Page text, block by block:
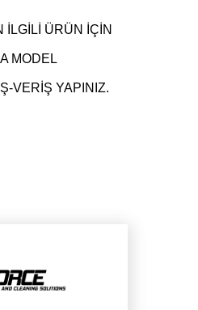
ÜRÜN İÇİN
MODEL
VERİŞ YAPINIZ.